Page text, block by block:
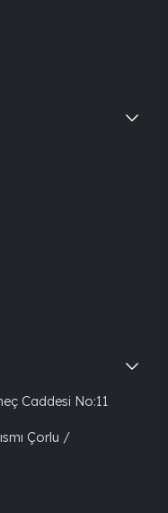
Caddesi No:11
Çorlu /